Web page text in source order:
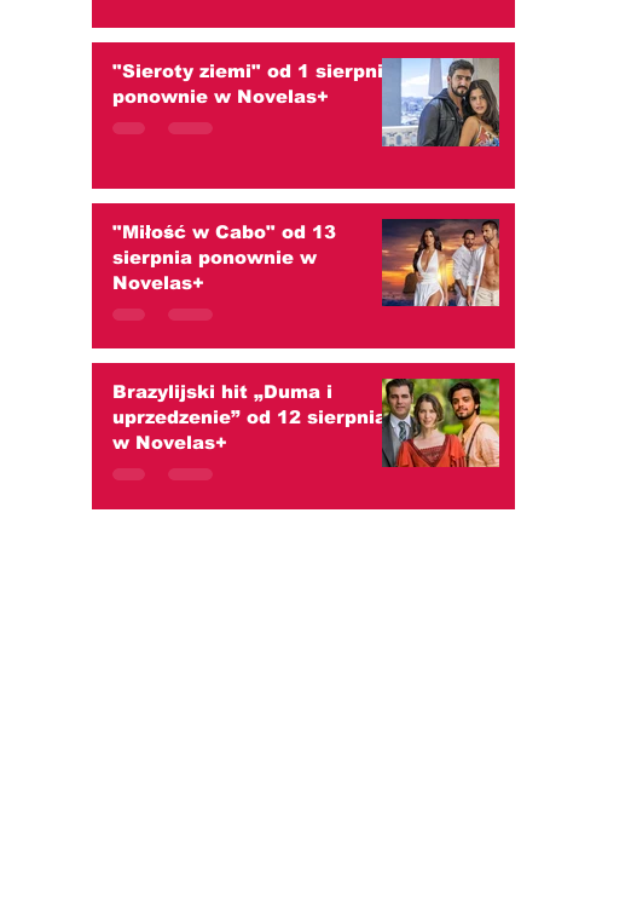
"Sieroty ziemi" od 1 sierpnia
ponownie w Novelas+
"Miłość w Cabo" od 13
sierpnia ponownie w
Novelas+
Brazylijski hit „Duma i
uprzedzenie” od 12 sierpnia
w Novelas+